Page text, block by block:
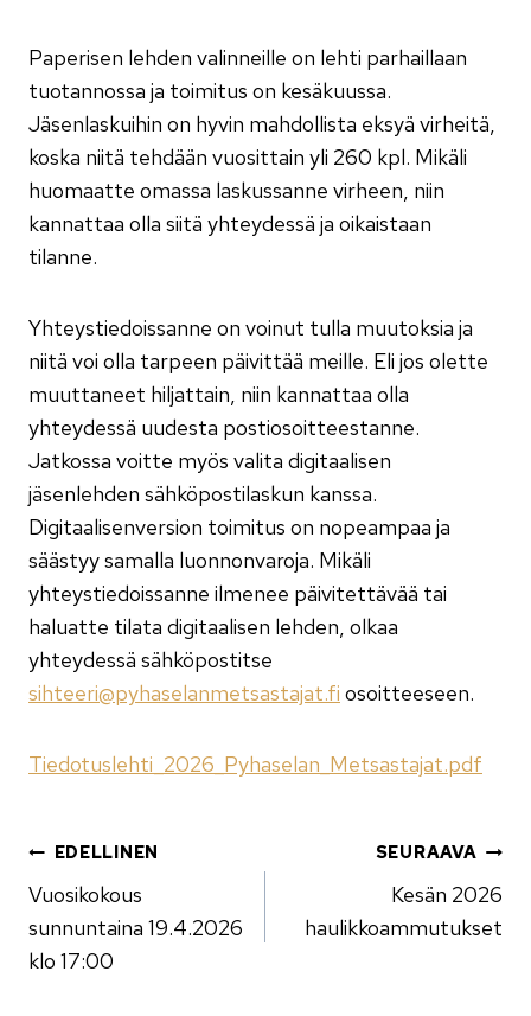
Paperisen lehden valinneille on lehti parhaillaan
tuotannossa ja toimitus on kesäkuussa.
Jäsenlaskuihin on hyvin mahdollista eksyä virheitä,
koska niitä tehdään vuosittain yli 260 kpl. Mikäli
huomaatte omassa laskussanne virheen, niin
kannattaa olla siitä yhteydessä ja oikaistaan
tilanne.
Yhteystiedoissanne on voinut tulla muutoksia ja
niitä voi olla tarpeen päivittää meille. Eli jos olette
muuttaneet hiljattain, niin kannattaa olla
yhteydessä uudesta postiosoitteestanne.
Jatkossa voitte myös valita digitaalisen
jäsenlehden sähköpostilaskun kanssa.
Digitaalisenversion toimitus on nopeampaa ja
säästyy samalla luonnonvaroja. Mikäli
yhteystiedoissanne ilmenee päivitettävää tai
haluatte tilata digitaalisen lehden, olkaa
yhteydessä sähköpostitse
sihteeri@pyhaselanmetsastajat.fi osoitteeseen.
Tiedotuslehti_2026_Pyhaselan_Metsastajat.pdf
Artikkelien
selaus
EDELLINEN
Vuosikokous
sunnuntaina 19.4.2026
klo 17:00
SEURAAVA
Kesän 2026
haulikkoammutukset